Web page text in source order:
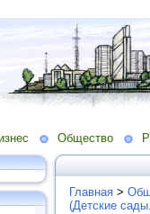
Общество
Главная >
(Детские